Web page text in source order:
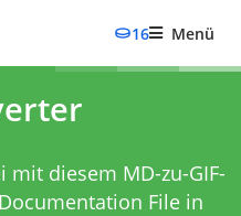
16 Menü
mit diesem MD-zu-GIF-
File in